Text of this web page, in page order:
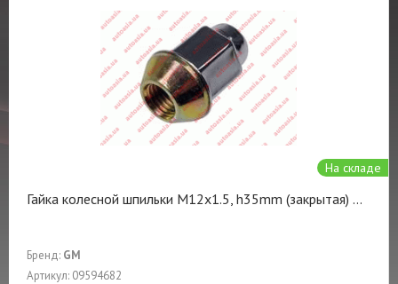
На складе
Гайка колесной шпильки M12x1.5, h35mm (закрытая) ...
Бренд: GM
Артикул: 09594682